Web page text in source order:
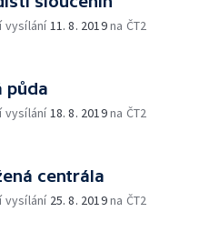
vysílání11. 8. 2019na ČT2
půda
vysílání18. 8. 2019na ČT2
centrála
vysílání 25. 8. 2019na ČT2